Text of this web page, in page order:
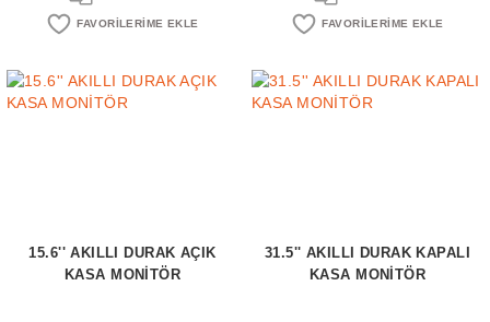
15.6'' AKILLI DURAK AÇIK
KASA MONİTÖR
31.5'' AKILLI DURAK KAPALI
KASA MONİTÖR